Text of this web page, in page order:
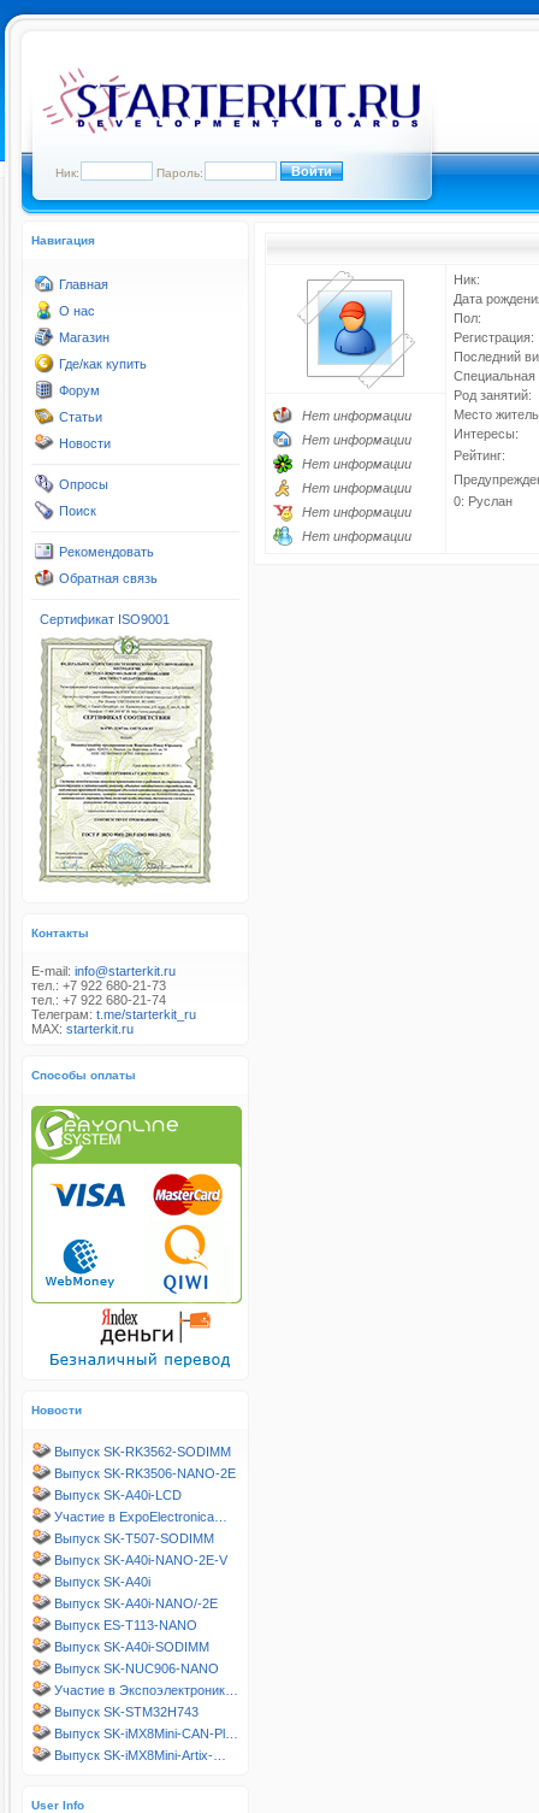
Ник: Пароль:
Навигация
Главная
О нас
Магазин
Где/как купить
Форум
Статьи
Новости
Опросы
Поиск
Рекомендовать
Обратная связь
Сертификат ISO9001
Контакты
E-mail: info@starterkit.ru
тел.: +7 922 680-21-73
тел.: +7 922 680-21-74
Телеграм: t.me/starterkit_ru
MAX: starterkit.ru
Способы оплаты
Новости
Выпуск SK-RK3562-SODIMM
Выпуск SK-RK3506-NANO-2E
Выпуск SK-A40i-LCD
Участие в ExpoElectronica…
Выпуск SK-T507-SODIMM
Выпуск SK-A40i-NANO-2E-V
Выпуск SK-A40i
Выпуск SK-A40i-NANO/-2E
Выпуск ES-T113-NANO
Выпуск SK-A40i-SODIMM
Выпуск SK-NUC906-NANO
Участие в Экспоэлектроник…
Выпуск SK-STM32H743
Выпуск SK-iMX8Mini-CAN-Pl…
Выпуск SK-iMX8Mini-Artix-…
User Info
Ник:
Дата
Пол:
Регистрация:
Последний
Специальная
Род занятий:
Место
Интересы:
Рейтинг:
0: Руслан
Нет информации
Нет информации
Нет информации
Нет информации
Нет информации
Нет информации